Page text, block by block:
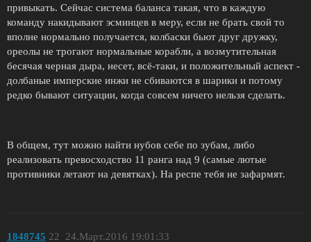
привыкать. Сейчас система баланса такая, что в каждую
команду накидывают эсминцев в меру, если не брать свой то
вполне нормально получается, колбаски бьют друг дружку,
ореолы не трогают нормальные корабли, а возмутительная
бесячая черная дыра, несет, всё-таки, и положительный аспект -
долбаные имперские инжи не сбиваются в шарики и потому
редко бывают ситуации, когда совсем ничего нельзя сделать.
В общем, тут можно найти нубов себе по зубам, либо
реализовать превосходство 11 ранга над 9 (самые лютые
противники летают на девятках). На респе тебя не зафармят.
1848745 24.Март.2016 19:01:33
22